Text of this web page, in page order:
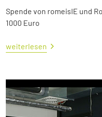
Spende von romeisIE und
1000 Euro
weiterlesen